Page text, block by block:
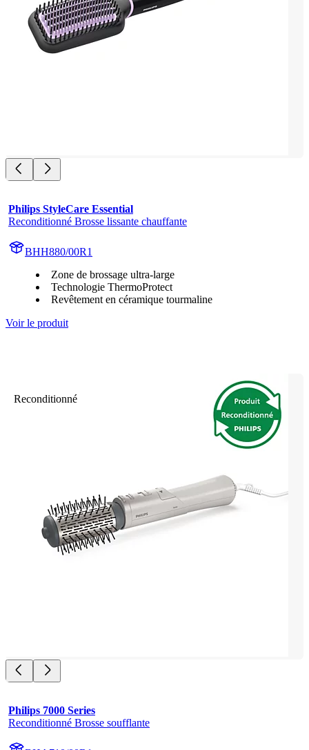
Philips StyleCare Essential
Reconditionné Brosse lissante chauffante
BHH880/00R1
Zone de brossage ultra-large
Technologie ThermoProtect
Revêtement en céramique tourmaline
Voir le produit
Reconditionné
Philips 7000 Series
Reconditionné Brosse soufflante